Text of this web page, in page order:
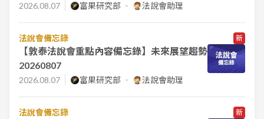
2026.08.07 富果研究部 法說會助理
法說會備忘錄 新
【敦泰法說會重點內容備忘錄】未來展望趨勢
20260807
2026.08.07 富果研究部 法說會助理
法說會備忘錄 新